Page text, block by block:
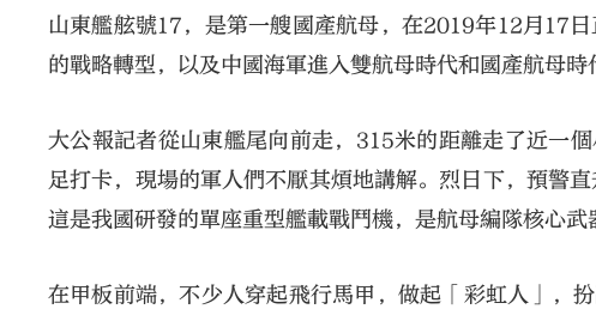
山東艦舷號17，是第一艘國產航母，在2019年12月17
的戰略轉型，以及中國海軍進入雙航母時代和國產航母時
大公報記者從山東艦尾向前走，315米的距離走了近一
足打卡，現場的軍人們不厭其煩地講解。烈日下，預警
這是我國研發的單座重型艦載戰鬥機，是航母編隊核心武
在甲板前端，不少人穿起飛行馬甲，做起「彩虹人」，